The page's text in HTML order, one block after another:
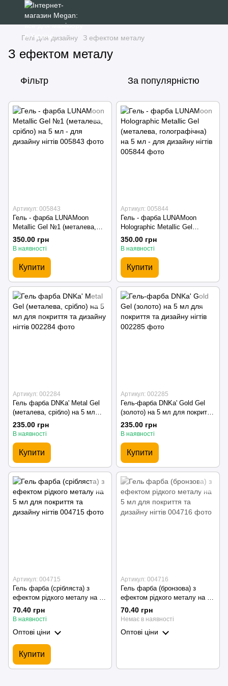
Гелі для дизайну З ефектом металу
З ефектом металу
Фільтр За популярністю
Артикул: 005843
Гель - фарба LUNAMoon
Metallic Gel №1 (металева,
срібло) на 5 мл - для дизайну
нігтів
350.00 грн
В наявності
Купити
Артикул: 005844
Гель - фарба LUNAMoon
Holographic Metallic Gel
(металева, голографічна) на 5
мл - для дизайну нігтів
350.00 грн
В наявності
Купити
Артикул: 002284
Гель фарба DNKa' Metal Gel
(металева, срібло) на 5 мл
для покриття та дизайну нігтів
235.00 грн
В наявності
Купити
Артикул: 002285
Гель-фарба DNKa' Gold Gel
(золото) на 5 мл для покриття
та дизайну нігтів
235.00 грн
В наявності
Купити
Артикул: 004715
Гель фарба (срібляста) з
ефектом рідкого металу на 5
мл для покриття та дизайну
нігтів
70.40 грн
В наявності
Оптові ціни
Купити
Артикул: 004716
Гель фарба (бронзова) з
ефектом рідкого металу на 5
мл для покриття та дизайну
нігтів
70.40 грн
Немає в наявності
Оптові ціни